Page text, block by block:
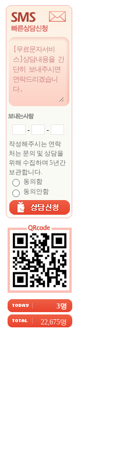
- -
작성해주시는 연락
처는 문의 및 상담을
위해 수집하며 5년간
보관합니다.
동의함
동의안함
3명
22,675명